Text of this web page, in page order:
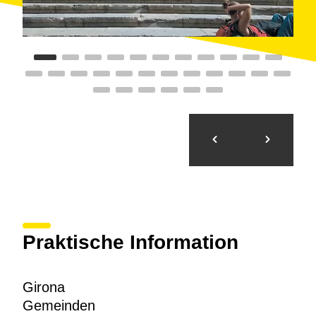
Almoina (13. Jahrhundert), dasCasa Agullana(16.
bis 17. Jahrhundert), den altenPfalz von Caramany
(16. bis 18. Jahrhundert), die modernistischeFarinera
(1910-1918) oder das Casa Teixidor „La
noucentistischen Architekten aus Girona, Rafael
Aber der Reiz von Girona beschränkt sich nicht nur
ist einer der angenehmsten städtischen
Praktische Information
Girona
Gemeinden